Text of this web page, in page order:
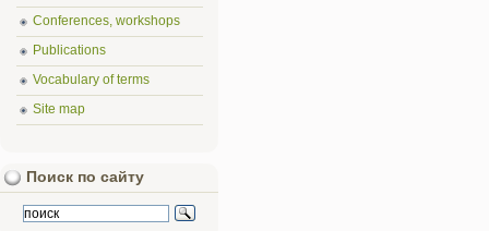
Conferences, workshops
Publications
Vocabulary of terms
Site map
Поиск по сайту